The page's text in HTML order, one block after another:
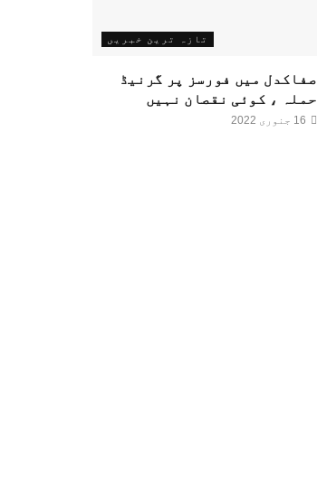
تازہ ترین خبریں
صفاکدل میں فورسز پر گرنیڈ
حملہ ، کوئی نقصان نہیں